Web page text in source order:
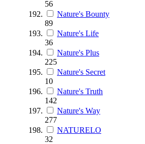
56
Nature's Bounty
89
Nature's Life
36
Nature's Plus
225
Nature's Secret
10
Nature's Truth
142
Nature's Way
277
NATURELO
32